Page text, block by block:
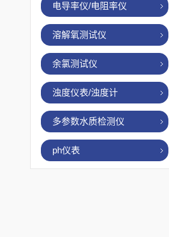
电导率仪/电阻率仪
溶解氧测试仪
余氯测试仪
浊度仪表/浊度计
多参数水质检测仪
ph仪表